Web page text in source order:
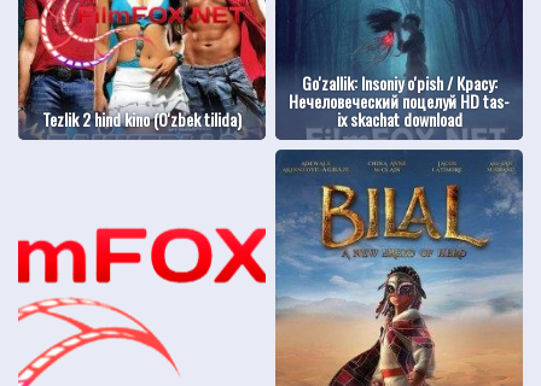
Tezlik 2 hind kino (O'zbek tilida)
Go'zallik: Insoniy o'pish / Красу:
Нечеловеческий поцелуй HD tas-
ix skachat download